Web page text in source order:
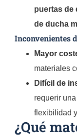
puertas de
de ducha
Inconvenientes
Mayor
materiales
Difícil de
requerir
flexibilidad
¿Qué